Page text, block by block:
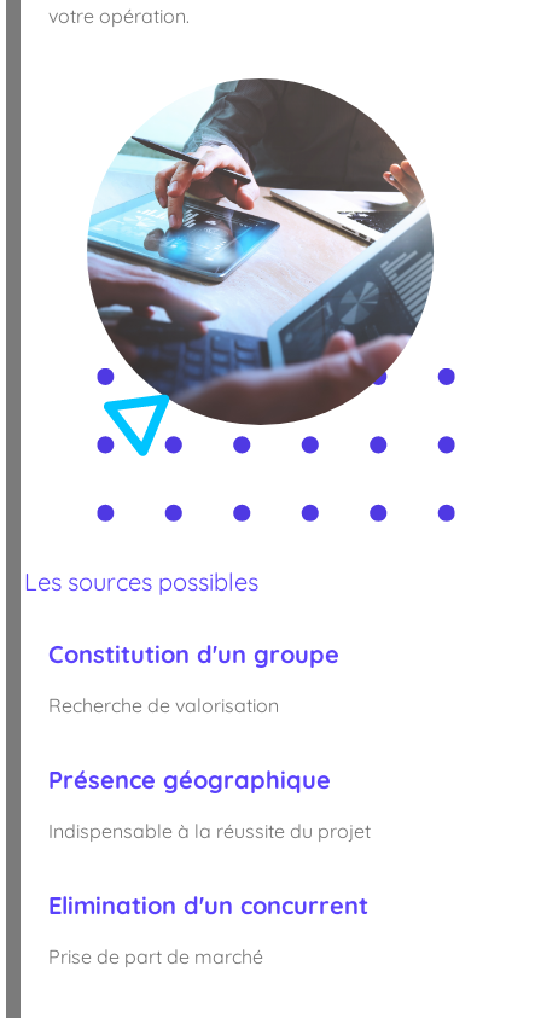
votre opération.
Les sources possibles
Constitution d'un groupe
Recherche de valorisation
Présence géographique
Indispensable à la réussite du projet
Elimination d'un concurrent
Prise de part de marché